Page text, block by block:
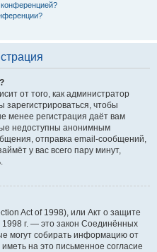
от того, как администратор
чтобы
менее регистрация даёт вам
недоступны анонимным
отправка email-сообщений,
у вас всего пару минут,
Act of 1998), или Акт о защите
г. — это закон Соединённых
могут собирать информацию от
на это письменное согласие